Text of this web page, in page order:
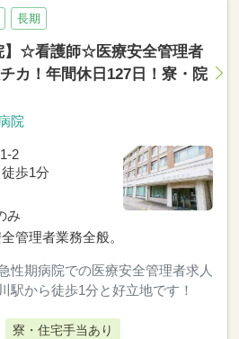
長期
】☆看護師☆医療安全管理者
カ！年間休日127日！寮・院
院
2
歩1分
み
管理者業務全般。
性期病院での医療安全管理者求人
から徒歩1分と好立地です！
寮・住宅手当あり